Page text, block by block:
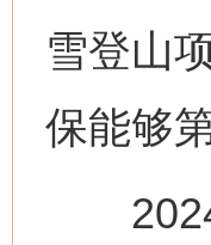
雪登山
保能够
2024